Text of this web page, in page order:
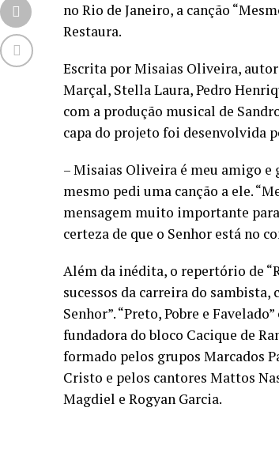
no Rio de Janeiro, a canção
Restaura.
Escrita por Misaias Oliveira,
Marçal, Stella Laura, Pedro
com a produção musical de
capa do projeto foi desenvolvida
– Misaias Oliveira é meu amigo e
mesmo pedi uma canção a ele.
mensagem muito importante
certeza de que o Senhor está no
Além da inédita, o repertório de
sucessos da carreira do sambista,
Senhor”. “Preto, Pobre e
fundadora do bloco Cacique de
formado pelos grupos Marcados
Cristo e pelos cantores Mattos
Magdiel e Rogyan Garcia.